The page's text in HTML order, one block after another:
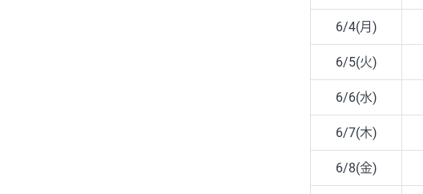
6/4(月)
6/5(火)
6/6(水)
6/7(木)
6/8(金)